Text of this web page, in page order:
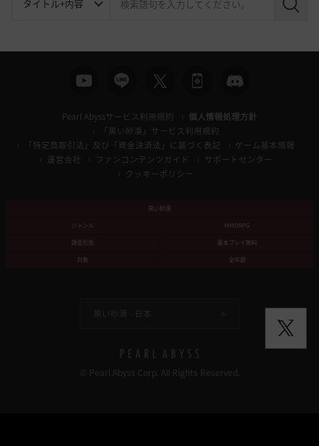
検
Pearl Abyssサービス利用規約
個人情報処理方針
「黒い砂漠」サービス利用規約
「特定商取引法」及び「資金決済法」に基づく表記
ゲーム基本情報
運営会社
ファンコンテンツガイド
サポートセンター
クッキーポリシー
黒い砂漠
ジャンル
MMORPG
課金形態
基本プレイ無料
対象
全年齢
黒い砂漠 - 日本
© Pearl Abyss Corp. All Rights Reserved.